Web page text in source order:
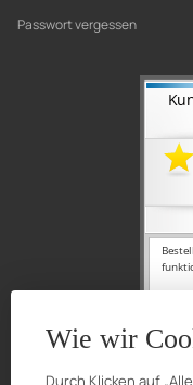
Passwort vergessen
Wie wir
Durch Klicken auf